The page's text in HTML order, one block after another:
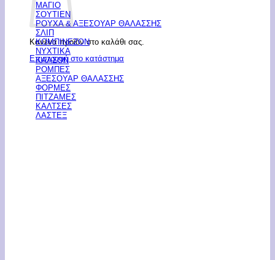
Κανένα προϊόν στο καλάθι σας.
Επιστροφή στο κατάστημα
ΜΑΓΙΟ
ΣΟΥΤΙΕΝ
ΡΟΥΧΑ & ΑΞΕΣΟΥΑΡ ΘΑΛΑΣΣΗΣ
ΣΛΙΠ
ΚΟΜΠΙΝΕΖΟΝ
ΝΥΧΤΙΚΑ
ΚΑΛΣΟΝ
ΡΟΜΠΕΣ
ΑΞΕΣΟΥΑΡ ΘΑΛΑΣΣΗΣ
ΦΟΡΜΕΣ
ΠΙΤΖΑΜΕΣ
ΚΑΛΤΣΕΣ
ΛΑΣΤΕΞ